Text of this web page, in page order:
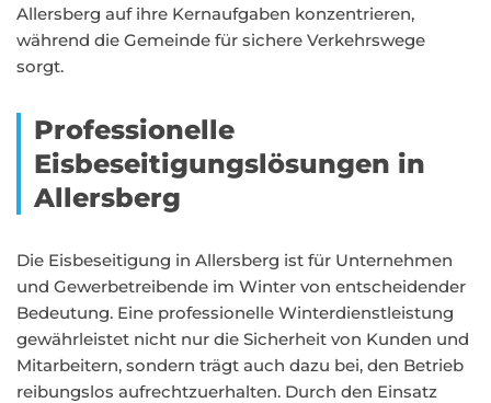
Allersberg auf ihre Kernaufgaben konzentrieren,
während die Gemeinde für sichere Verkehrswege
sorgt.
Professionelle
Eisbeseitigungslösungen in
Allersberg
Die Eisbeseitigung in Allersberg ist für Unternehmen
und Gewerbetreibende im Winter von entscheidender
Bedeutung. Eine professionelle Winterdienstleistung
gewährleistet nicht nur die Sicherheit von Kunden und
Mitarbeitern, sondern trägt auch dazu bei, den Betrieb
reibungslos aufrechtzuerhalten. Durch den Einsatz